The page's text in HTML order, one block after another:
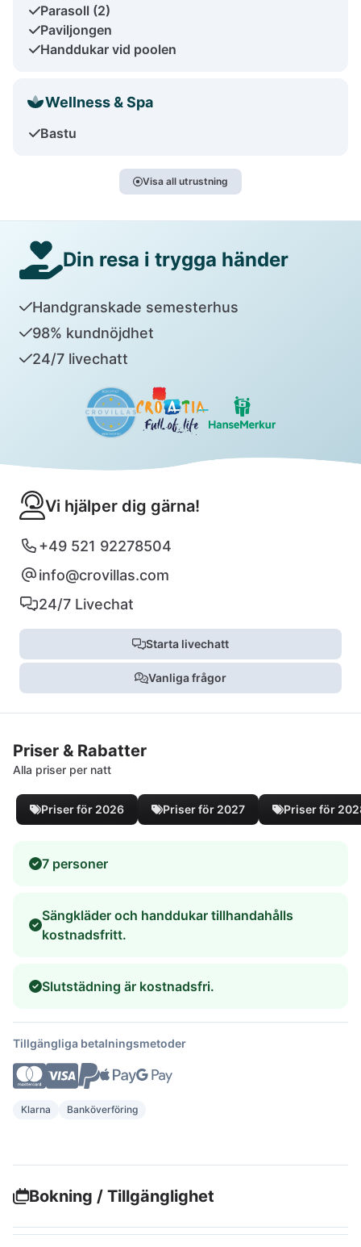
Parasoll (2)
Paviljongen
Handdukar vid poolen
Wellness & Spa
Bastu
Visa all utrustning
Din resa i trygga händer
Handgranskade semesterhus
98% kundnöjdhet
24/7 livechatt
Vi hjälper dig gärna!
+49 521 92278504
info@crovillas.com
24/7 Livechat
Starta livechatt
Vanliga frågor
Priser & Rabatter
Alla priser per natt
Priser för 2026 Priser för 2027 Priser för
7 personer
Sängkläder och handdukar tillhandahålls
kostnadsfritt.
Slutstädning är kostnadsfri.
Tillgängliga betalningsmetoder
Klarna Banköverföring
Bokning / Tillgänglighet